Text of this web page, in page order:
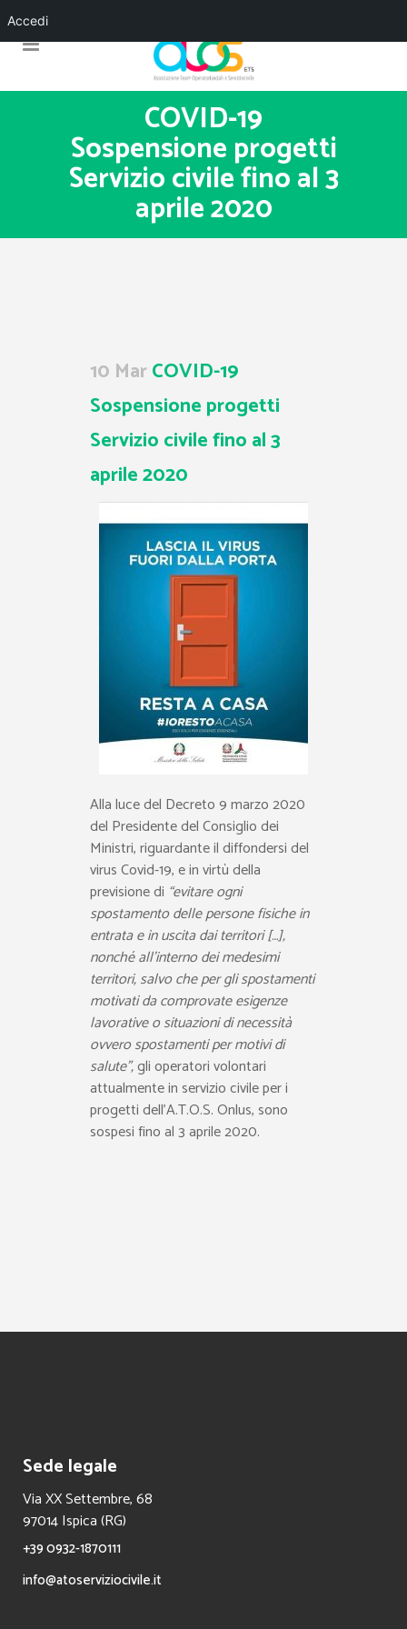
COVID-19
Sospensione progetti
Servizio civile fino al 3
aprile 2020
10 MarCOVID-19
Sospensione progetti
Servizio civile fino al 3
aprile 2020
Alla luce del Decreto 9 marzo 2020
del Presidente del Consiglio dei
Ministri, riguardante il diffondersi del
virus Covid-19, e in virtù della
previsione di “evitare ogni
spostamento delle persone fisiche in
entrata e in uscita dai territori […],
nonché all’interno dei medesimi
territori, salvo che per gli spostamenti
motivati da comprovate esigenze
lavorative o situazioni di necessità
ovvero spostamenti per motivi di
salute”,gli operatori volontari
attualmente in servizio civile per i
progetti dell’A.T.O.S. Onlus, sono
sospesi fino al 3 aprile 2020.
Sede legale
Via XX Settembre, 68
97014 Ispica (RG)
+39 0932-1870111
info@atoserviziocivile.it
Accedi